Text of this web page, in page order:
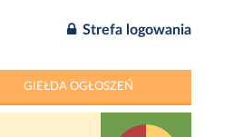
Strefa logowania
GIEŁDA OGŁOSZEŃ